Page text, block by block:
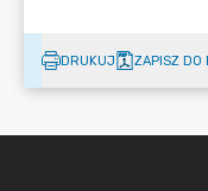
DRUKUJ ZAPISZ DO